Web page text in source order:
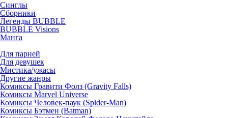
Синглы
Сборники
Легенды BUBBLE
BUBBLE Visions
Манга
Для парней
Для девушек
Мистика/ужасы
Другие жанры
Комиксы Гравити Фолз (Gravity Falls)
Комиксы Marvel Universe
Комиксы Человек-паук (Spider-Man)
Комиксы Бэтмен (Batman)